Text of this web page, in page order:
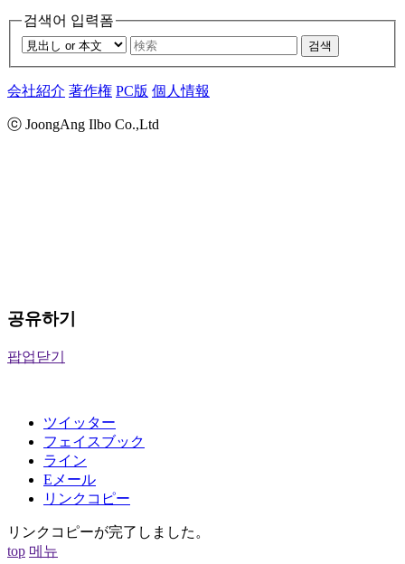
검색어 입력폼
검색
会社紹介 著作権 PC版 個人情報
ⓒ JoongAng Ilbo Co.,Ltd
공유하기
팝업닫기
ツイッター
フェイスブック
ライン
Eメール
リンクコピー
リンクコピーが完了しました。
top 메뉴